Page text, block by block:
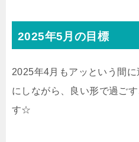
2025年5月の目標
2025年4月もアッという間
にしながら、良い形で過ご
す☆